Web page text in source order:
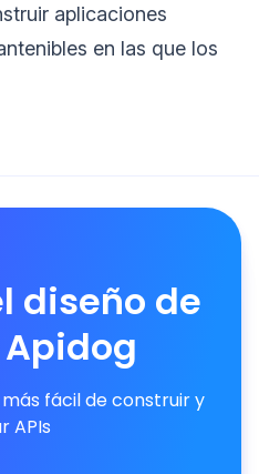
aplicaciones
en las que los
diseño de
Apidog
fácil de construir y
APIs